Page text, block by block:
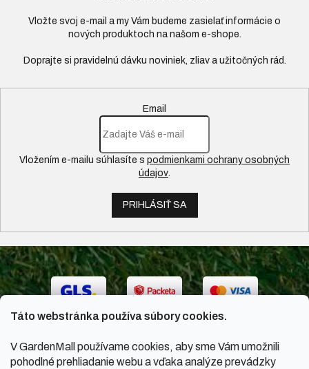
Táto webstránka používa súbory cookies.
V GardenMall používame cookies, aby sme Vám umožnili
pohodlné prehliadanie webu a vďaka analýze prevádzky
Vložte svoj e-mail a my Vám budeme zasielať informácie o
nových produktoch na našom e-shope.
Email
Vložením e-mailu súhlasíte s podmienkami ochrany osobných
údajov.
PRIHLÁSIŤ SA